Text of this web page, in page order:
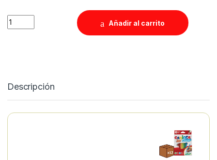
Quantity
Añadir al carrito
Descripción